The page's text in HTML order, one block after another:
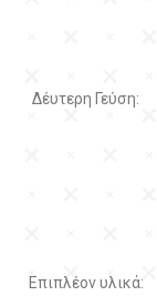
Δέυτερη Γεύση:
Επιπλέον υλικά: